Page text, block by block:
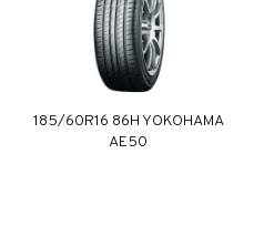
185/60R16 86H YOKOHAMA
AE50